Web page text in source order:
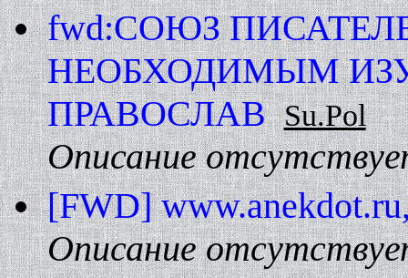
fwd:СОЮЗ
HЕОБХОДИМЫМ
ПРАВОСЛАВ Su.Pol
Описание
[FWD]
Описание